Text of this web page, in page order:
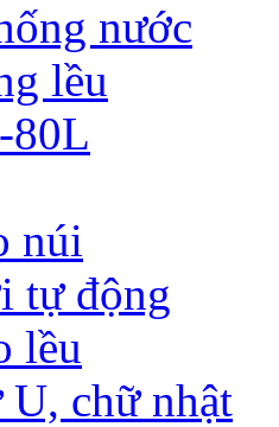
nước
lều
80L
núi
tự động
lều
chữ nhật